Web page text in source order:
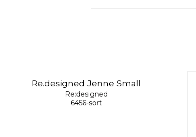
Re.designed Jenne Small
Re:designed
6456-sort